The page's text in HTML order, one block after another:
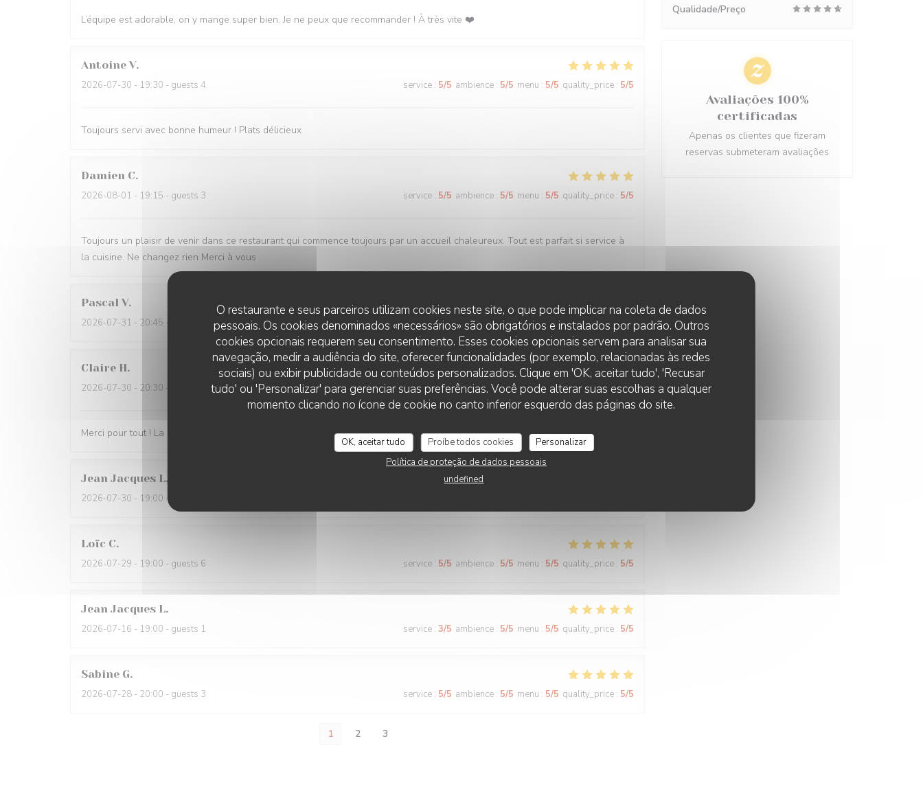
O restaurante e seus parceiros utilizam cookies neste site, o que pode implicar na coleta de dados
pessoais. Os cookies denominados «necessários» são obrigatórios e instalados por padrão. Outros
cookies opcionais requerem seu consentimento. Esses cookies opcionais servem para analisar sua
navegação, medir a audiência do site, oferecer funcionalidades (por exemplo, relacionadas às redes
sociais) ou exibir publicidade ou conteúdos personalizados. Clique em 'OK, aceitar tudo', 'Recusar
tudo' ou 'Personalizar' para gerenciar suas preferências. Você pode alterar suas escolhas a qualquer
momento clicando no ícone de cookie no canto inferior esquerdo das páginas do site.
OK, aceitar tudo Proíbe todos cookies
Personalizar
Política de proteção de dados pessoais
undefined
L’équipe est adorable, on y mange super bien. Je ne peux que recommander ! À très vite ❤️
Antoine V
2026-07-30 - 19:30 - guests 4 service : 5/5 ambience : 5/5 menu : 5/5 quality_price : 5/5
Toujours servi avec bonne humeur ! Plats délicieux
Damien C
2026-08-01 - 19:15 - guests 3 service : 5/5 ambience : 5/5 menu : 5/5 quality_price : 5/5
Toujours un plaisir de venir dans ce restaurant qui commence toujours par un accueil chaleureux. Tout est parfait si service à
la cuisine. Ne changez rien Merci à vous
Pascal V
2026-07-31 - 20:45 - guests 2 service: 5/5 ambience:5/5 menu:5/5 quality_price : 5/5
Claire H
2026-07-30 - 20:30 - guests 4 service:5/5 ambience:5/5 menu:5/5 quality_price:5/5
Merci pour tout ! La soirée était super avec une très bonne cuisine et un personnel au top !
Jean Jacques L
2026-07-30 - 19:00 - guests 1
Loïc C
2026-07-29 - 19:00 - guests 6 service : 5/5 ambience : 5/5 menu : 5/5 quality_price : 5/5
Jean Jacques L
2026-07-16 - 19:00 - guests 1 service : 3/5 ambience : 5/5 menu : 5/5 quality_price : 5/5
Sabine G
2026-07-28 - 20:00 - guests 3 service : 5/5 ambience : 5/5 menu : 5/5 quality_price : 5/5
1 2 3
Qualidade/Preço
Avaliações 100%
certificadas
Apenas os clientes que fizeram
reservas submeteram avaliações